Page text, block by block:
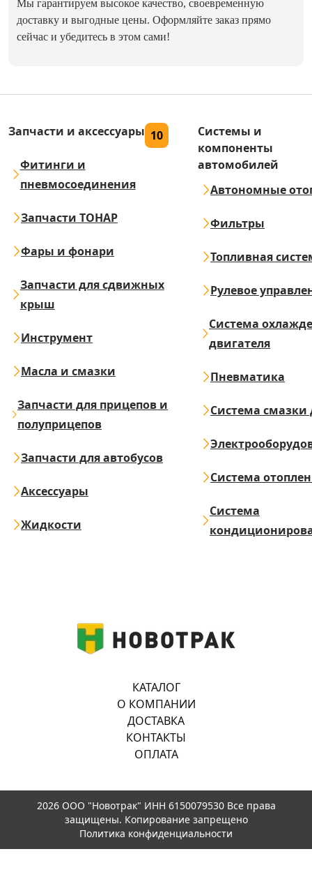
Мы гарантируем высокое качество, своевременную
доставку и выгодные цены. Оформляйте заказ прямо
сейчас и убедитесь в этом сами!
Запчасти и аксессуары 10
Фитинги и
пневмосоединения
Запчасти ТОНАР
Фары и фонари
Запчасти для сдвижных
крыш
Инструмент
Масла и смазки
Запчасти для прицепов и
полуприцепов
Запчасти для автобусов
Аксессуары
Жидкости
Системы и
компоненты
автомобилей
Автономные
Фильтры
Топливная
Рулевое
Система
двигателя
Пневматика
Система смазки
Система
Система
КАТАЛОГ
О КОМПАНИИ
ДОСТАВКА
КОНТАКТЫ
ОПЛАТА
2026 ООО "Новотрак" ИНН 6150079530 Все права
защищены. Копирование запрещено
Политика конфиденциальности